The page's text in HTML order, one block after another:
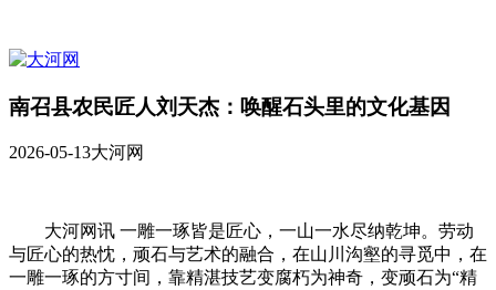
南召县农民匠人刘天杰：唤醒石头里的文化基因
2026-05-13大河网
大河网讯 一雕一琢皆是匠心，一山一水尽纳乾坤。劳动
与匠心的热忱，顽石与艺术的融合，在山川沟壑的寻觅中，在
一雕一琢的方寸间，靠精湛技艺变腐朽为神奇，变顽石为“精